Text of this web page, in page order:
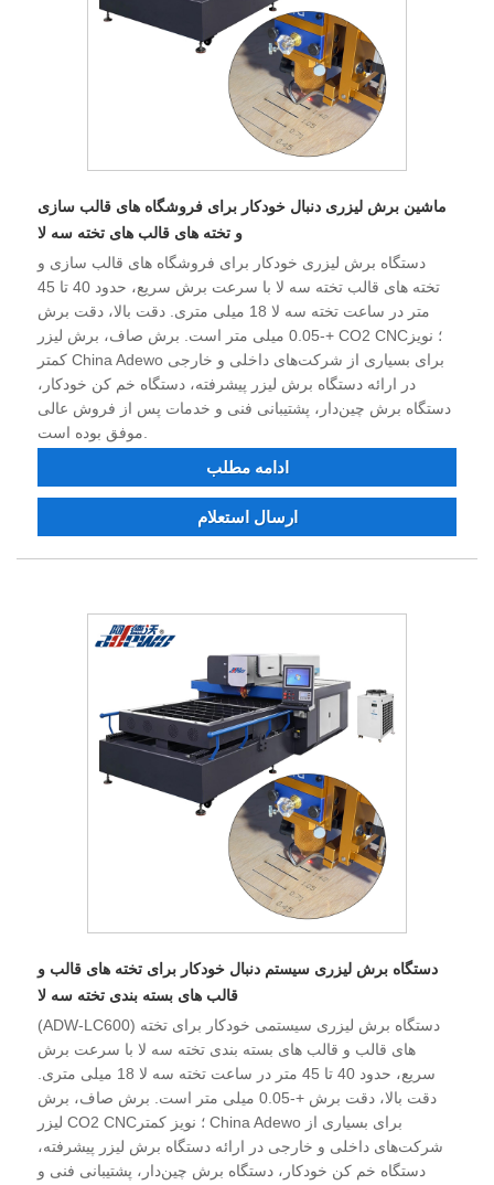
ماشین برش لیزری دنبال خودکار برای فروشگاه های قالب سازی
و تخته های قالب های تخته سه لا
دستگاه برش لیزری خودکار برای فروشگاه های قالب سازی و
تخته های قالب تخته سه لا با سرعت برش سریع، حدود 40 تا 45
متر در ساعت تخته سه لا 18 میلی متری. دقت بالا، دقت برش
+-0.05 میلی متر است. برش صاف، برش لیزر CO2 CNC؛ نویز
کمتر China Adewo برای بسیاری از شرکت‌های داخلی و خارجی
در ارائه دستگاه برش لیزر پیشرفته، دستگاه خم کن خودکار،
دستگاه برش چین‌دار، پشتیبانی فنی و خدمات پس از فروش عالی
ادامه مطلب
ارسال استعلام
دستگاه برش لیزری سیستم دنبال خودکار برای تخته های قالب و
قالب های بسته بندی تخته سه لا
(ADW-LC600) دستگاه برش لیزری سیستمی خودکار برای تخته
های قالب و قالب های بسته بندی تخته سه لا با سرعت برش
سریع، حدود 40 تا 45 متر در ساعت تخته سه لا 18 میلی متری.
دقت بالا، دقت برش +-0.05 میلی متر است. برش صاف، برش
لیزر CO2 CNC؛ نویز کمتر China Adewo برای بسیاری از
شرکت‌های داخلی و خارجی در ارائه دستگاه برش لیزر پیشرفته،
دستگاه خم کن خودکار، دستگاه برش چین‌دار، پشتیبانی فنی و